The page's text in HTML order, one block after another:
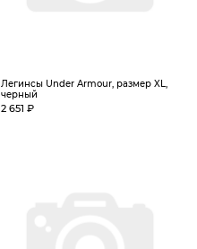
Легинсы Under Armour, размер XL,
черный
2 651 ₽